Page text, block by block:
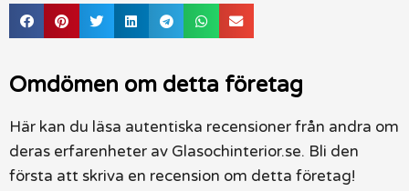
Omdömen om detta företag
Här kan du läsa autentiska recensioner från andra om
deras erfarenheter av Glasochinterior.se. Bli den
första att skriva en recension om detta företag!